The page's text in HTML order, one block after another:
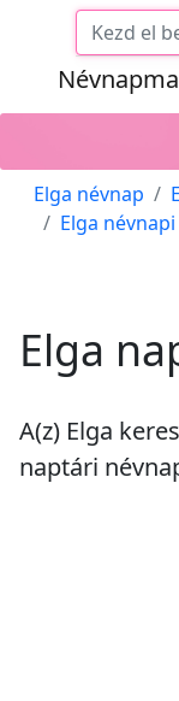
Elga névnap
Elga
Elga
A(z) Elga
naptári